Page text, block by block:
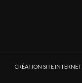
CRÉATION SITE INTERNET